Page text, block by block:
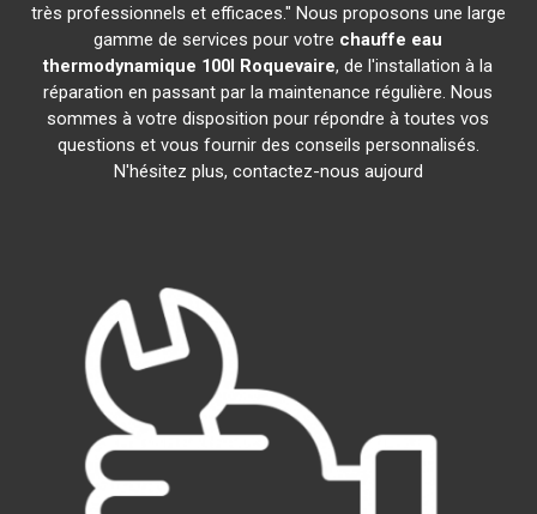
très professionnels et efficaces." Nous proposons une large
gamme de services pour votre chauffe eau
thermodynamique 100l Roquevaire, de l'installation à la
réparation en passant par la maintenance régulière. Nous
sommes à votre disposition pour répondre à toutes vos
questions et vous fournir des conseils personnalisés.
N'hésitez plus, contactez-nous aujourd